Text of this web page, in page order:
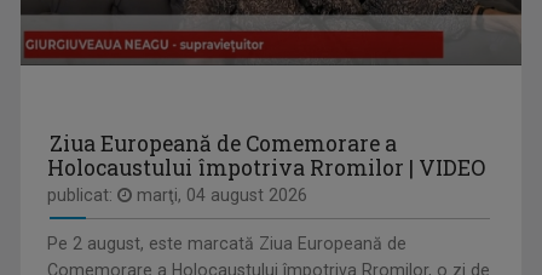
CULT ART
Spectacole, concerte, festivaluri, lansări de ...
Ziua Europeană de Comemorare a
Holocaustului împotriva Rromilor | VIDEO
publicat: marţi, 04 august 2026
Pe 2 august, este marcată Ziua Europeană de
Comemorare a Holocaustului împotriva Rromilor, o zi de